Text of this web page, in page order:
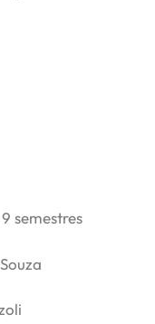
9 semestres